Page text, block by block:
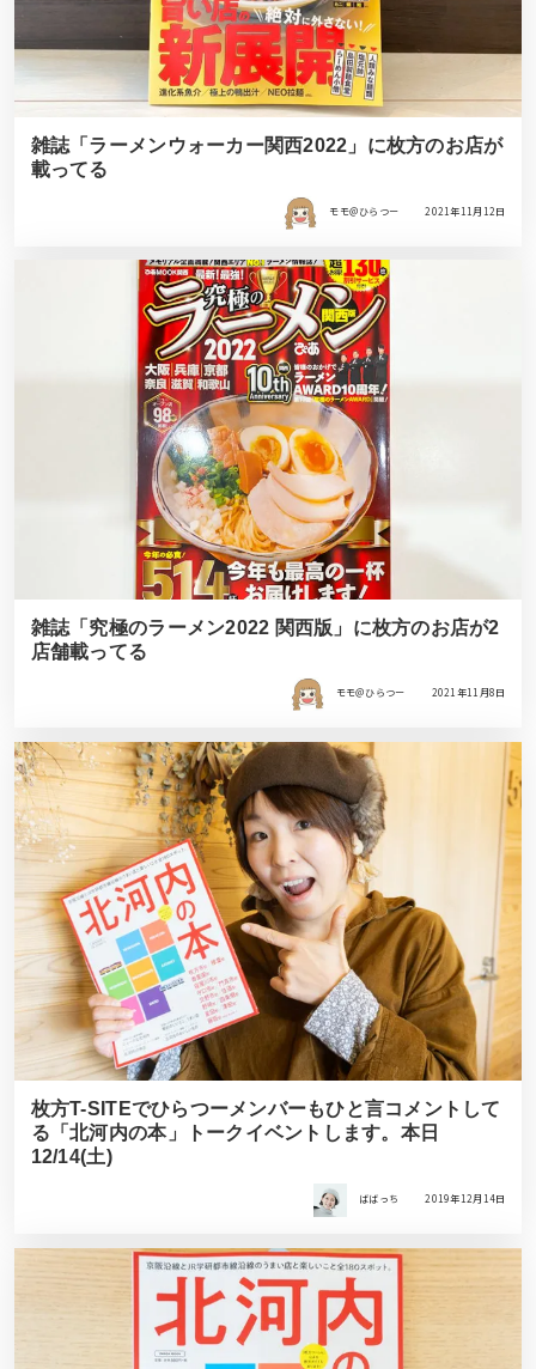
雑誌「ラーメンウォーカー関西2022」に枚方のお店が
載ってる
モモ＠ひらつー 2021年11月12日
雑誌「究極のラーメン2022 関西版」に枚方のお店が2
店舗載ってる
モモ＠ひらつー 2021年11月8日
枚方T-SITEでひらつーメンバーもひと言コメントして
る「北河内の本」トークイベントします。本日
12/14(土)
ばばっち 2019年12月14日